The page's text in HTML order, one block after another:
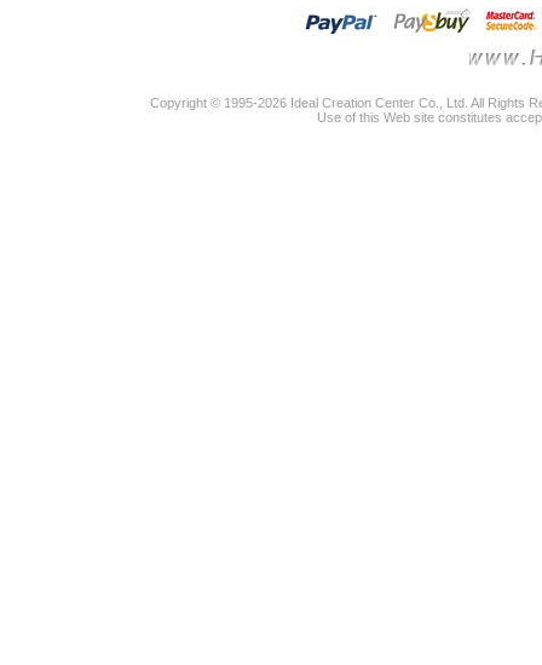
Copyright © 1995-2026 Ideal Creation Center Co., Ltd. All Rights
Use of this Web site constitutes